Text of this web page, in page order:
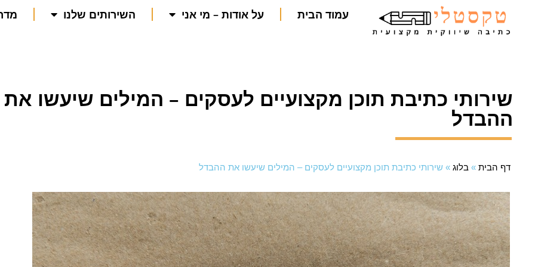
עמוד הבית על אודות – מי אני השירותים שלנו
שירותי כתיבת תוכן מקצועיים לעסקים – המילים שיעשו את
ההבדל
דף הבית » בלוג » שירותי כתיבת תוכן מקצועיים לעסקים – המילים שיעשו את ההבדל